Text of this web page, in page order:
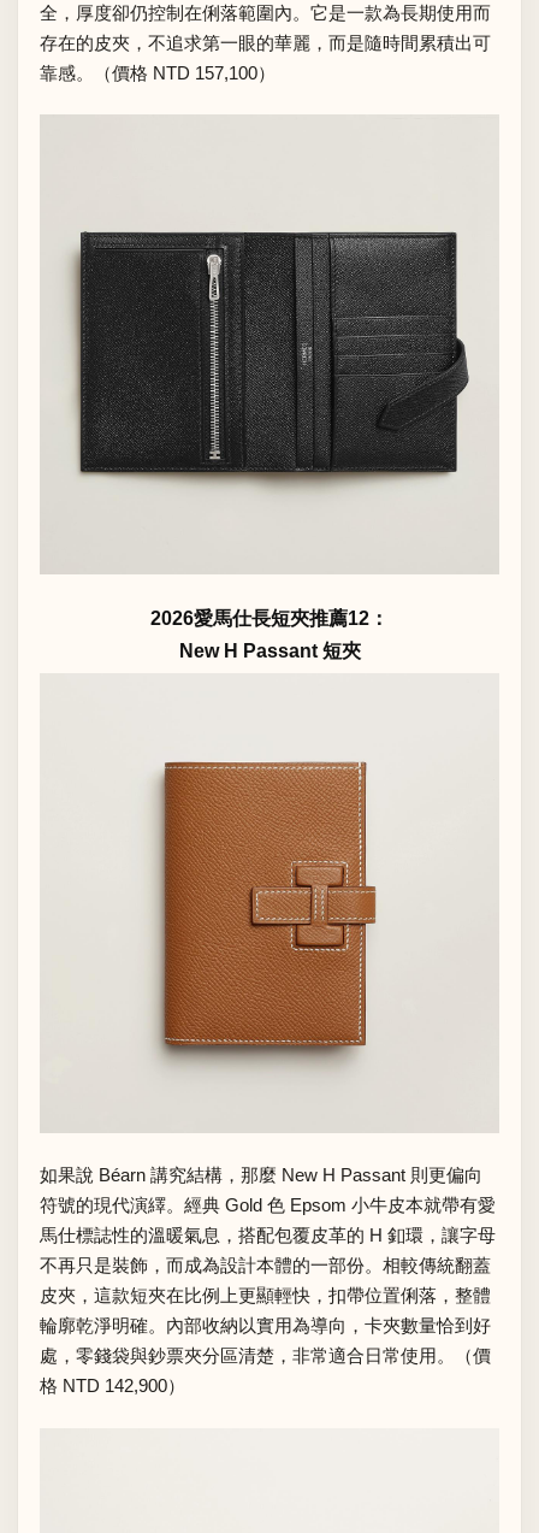
全，厚度卻仍控制在俐落範圍內。它是一款為長期使用而
存在的皮夾，不追求第一眼的華麗，而是隨時間累積出可
靠感。（價格 NTD 157,100）
2026愛馬仕長短夾推薦12：
New H Passant 短夾
如果說 Béarn 講究結構，那麼 New H Passant 則更偏向
符號的現代演繹。經典 Gold 色 Epsom 小牛皮本就帶有愛
馬仕標誌性的溫暖氣息，搭配包覆皮革的 H 釦環，讓字母
不再只是裝飾，而成為設計本體的一部份。相較傳統翻蓋
皮夾，這款短夾在比例上更顯輕快，扣帶位置俐落，整體
輪廓乾淨明確。內部收納以實用為導向，卡夾數量恰到好
處，零錢袋與鈔票夾分區清楚，非常適合日常使用。（價
格 NTD 142,900）